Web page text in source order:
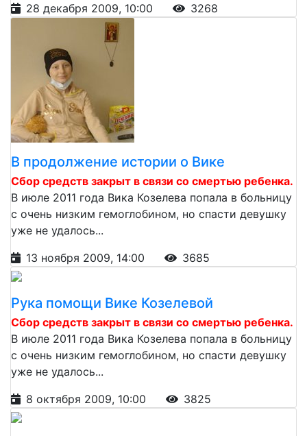
28 декабря 2009, 10:00
3268
В продолжение истории о Вике
Сбор средств закрыт в связи со смертью ребенка.
В июле 2011 года Вика Козелева попала в больницу
с очень низким гемоглобином, но спасти девушку
уже не удалось...
13 ноября 2009, 14:00
3685
Рука помощи Вике Козелевой
Сбор средств закрыт в связи со смертью ребенка.
В июле 2011 года Вика Козелева попала в больницу
с очень низким гемоглобином, но спасти девушку
уже не удалось...
8 октября 2009, 10:00
3825